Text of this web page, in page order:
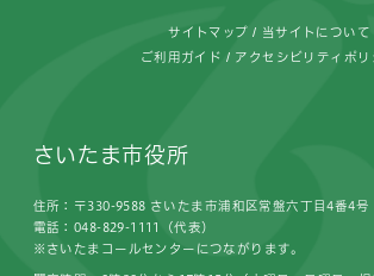
サイトマップ 当サイトについて
ご利用ガイド アクセシビリティポリ
さいたま市役所
住所：〒330-9588 さいたま市浦和区常盤六丁目4番4号
電話：048-829-1111（代表）
※さいたまコールセンターにつながります。